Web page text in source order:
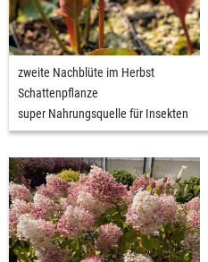
zweite Nachblüte im Herbst
Schattenpflanze
super Nahrungsquelle für Insekten